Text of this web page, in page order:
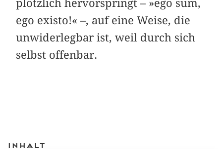
plötzlich hervorspringt – »ego sum,
ego existo!« –, auf eine Weise, die
unwiderlegbar ist, weil durch sich
selbst offenbar.
Inhalt